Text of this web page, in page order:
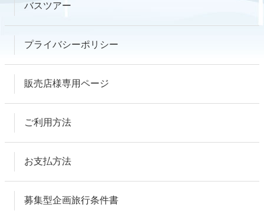
バスツアー
プライバシーポリシー
販売店様専用ページ
ご利用方法
お支払方法
募集型企画旅行条件書